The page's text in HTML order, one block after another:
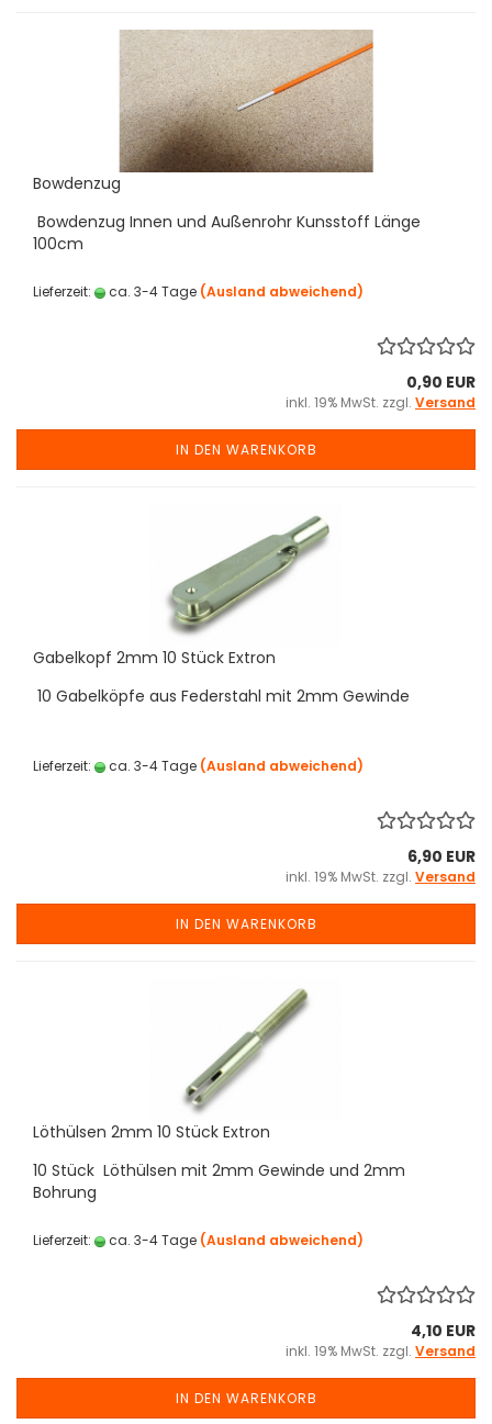
Bowdenzug
Bowdenzug Innen und Außenrohr Kunsstoff Länge
100cm
Lieferzeit: ca. 3-4 Tage (Ausland abweichend)
0,90 EUR
inkl. 19% MwSt. zzgl. Versand
IN DEN WARENKORB
Gabelkopf 2mm 10 Stück Extron
10 Gabelköpfe aus Federstahl mit 2mm Gewinde
Lieferzeit: ca. 3-4 Tage (Ausland abweichend)
6,90 EUR
inkl. 19% MwSt. zzgl. Versand
IN DEN WARENKORB
Löthülsen 2mm 10 Stück Extron
10 Stück Löthülsen mit 2mm Gewinde und 2mm
Bohrung
Lieferzeit: ca. 3-4 Tage (Ausland abweichend)
4,10 EUR
inkl. 19% MwSt. zzgl. Versand
IN DEN WARENKORB